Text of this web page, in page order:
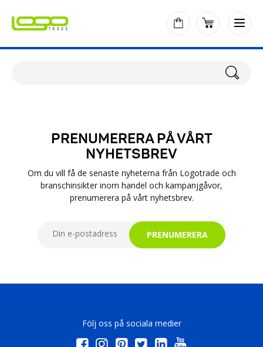
PRENUMERERA PÅ VÅRT
NYHETSBREV
Om du vill få de senaste nyheterna från Logotrade och
branschinsikter inom handel och kampanjgåvor,
prenumerera på vårt nyhetsbrev.
PRENUMERERA
Följ oss på sociala medier